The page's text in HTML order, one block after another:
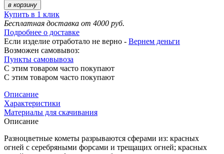
в корзину
Купить в 1 клик
Бесплатная доставка от 4000 руб.
Подробнее о доставке
Если изделие отработало не верно - Вернем деньги
Возможен самовывоз:
Пункты самовывоза
С этим товаром часто покупают
С этим товаром часто покупают
Описание
Характеристики
Материалы для скачивания
Описание
Разноцветные кометы разрываются сферами из: красных
огней с серебряными форсами и трещащих огней; красных